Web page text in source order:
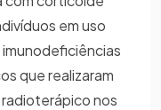
em uso
que realizaram
nos